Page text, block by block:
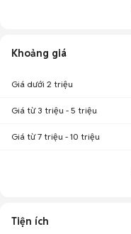
Khoảng giá
Giá dưới 2 triệu
Giá từ 3 triệu - 5 triệu
Giá từ 7 triệu - 10 triệu
Tiện ích